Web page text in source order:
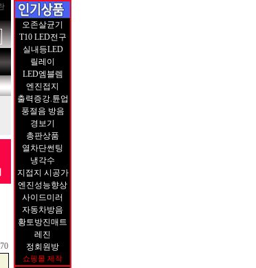
오존살균기
T10 LED전구
실내등LED
릴레이
LED엠블렘
엔진접지
출력증강.튠업
풍절음 방음
경보기
총판상품
열차단썬팅
냉각수
지접지 시공가
엔진성능향상
사이드미러
자동차방음
황토방진매트
레진
정회원방
쇼핑몰 제작